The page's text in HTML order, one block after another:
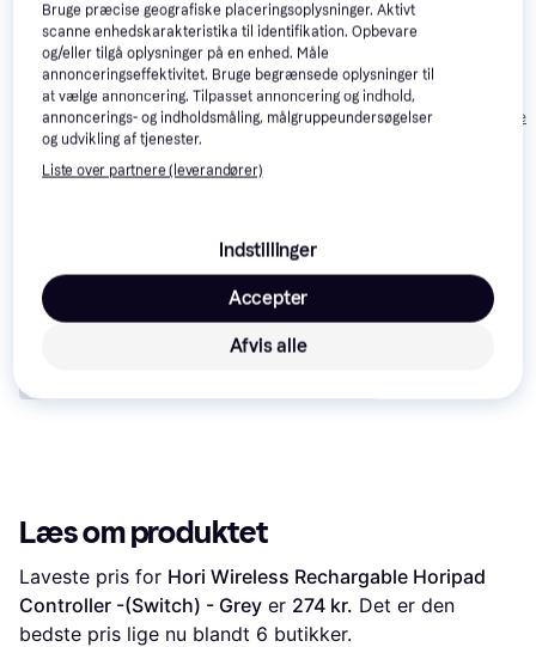
Nacon Wired
Illuminated
Compact
Controller - Grøn
3.9
288 kr.
Eller 3 betalinger af 96 kr.
Nacon Pro Compact
Controller (Xbox X,
Xbox One/PC) - White
176 kr.
Eller 3 betalinger af 59 kr.
Gamepad -
Eller 3 betalinger
Anmeldelser
Læs om produktet
Laveste pris for Hori Wireless Rechargable Horipad
Controller -(Switch) - Grey er 274 kr. Det er den
bedste pris lige nu blandt 6 butikker.
Bruge præcise geografiske placeringsoplysninger. Aktivt
scanne enhedskarakteristika til identifikation. Opbevare
og/eller tilgå oplysninger på en enhed. Måle
annonceringseffektivitet. Bruge begrænsede oplysninger til
at vælge annoncering. Tilpasset annoncering og indhold,
annoncerings- og indholdsmåling, målgruppeundersøgelser
og udvikling af tjenester.
Liste over partnere (leverandører)
Indstillinger
Afvis alle
Accepter